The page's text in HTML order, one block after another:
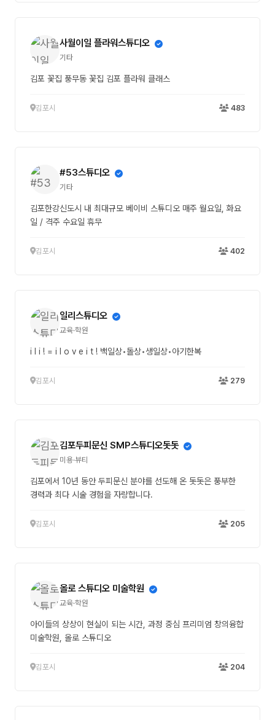
사월이일 플라워스튜디오
기타
김포 꽃집 풍무동 꽃집 김포 플라워 클래스
김포시 483
#53스튜디오
기타
김포한강신도시 내 최대규모 베이비 스튜디오 매주 월요일, 화요
일 / 격주 수요일 휴무
김포시 402
일리스튜디오
교육·학원
i l i ! = i l o v e i t ! 백일상•돌상•생일상•아기한복
김포시 279
김포두피문신 SMP스튜디오돗돗
미용·뷰티
김포에서 10년 동안 두피문신 분야를 선도해 온 돗돗은 풍부한
경력과 최다 시술 경험을 자랑합니다.
김포시 205
올로 스튜디오 미술학원
교육·학원
아이들의 상상이 현실이 되는 시간, 과정 중심 프리미엄 창의융합
미술학원, 올로 스튜디오
김포시 204